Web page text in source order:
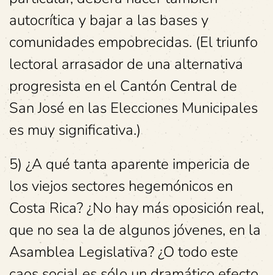
autocrítica y bajar a las bases y
comunidades empobrecidas. (El triunfo
lectoral arrasador de una alternativa
progresista en el Cantón Central de
San José en las Elecciones Municipales
es muy significativa.)
5) ¿A qué tanta aparente impericia de
los viejos sectores hegemónicos en
Costa Rica? ¿No hay más oposición real,
que no sea la de algunos jóvenes, en la
Asamblea Legislativa? ¿O todo este